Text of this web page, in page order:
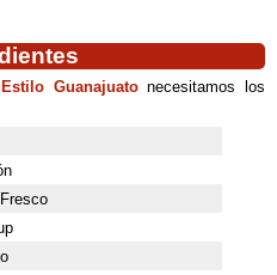
Guanajuatonecesitamos los